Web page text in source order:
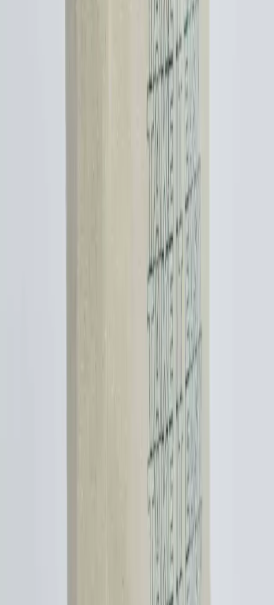
Çocukça Bulunan Çanta Tasarımları ve Stil
Algısının Sosyal ve Kültürel Boyutları
Çanta tasarımlarında renkli ve neşeli modellerin 'çocukça' algısı,
bireysel ifade ve kültürel farklılıklarla şekillenir. Stil, özgünlük ve
Stella McCartney Falabella Çanta Modelleri ve
Boyut Ayrımları Hakkında Detaylı Bilgi
Stella McCartney Falabella çanta serisi, mini, mini tote ve tiny
boyutlarıyla farklı kullanım ihtiyaçlarına hitap eder. Askı uzunluğu
ve katlanabilirlik gibi özelliklerle boyutlar ayrılır, ikinci el pazarları